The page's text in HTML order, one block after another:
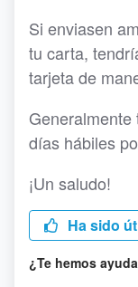
Si enviasen
tu carta,
tarjeta de
Generalmente
días hábiles
¡Un saludo!
Ha sido
¿Te hemos